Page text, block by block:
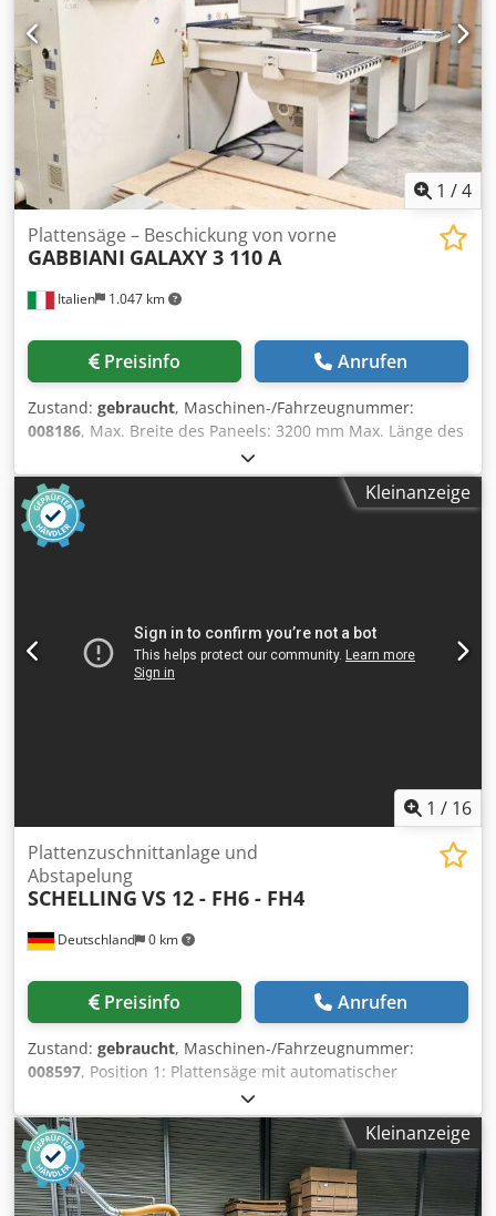
1 /4
Italien 1.047 km
Plattensäge – Beschickung von vorne
GABBIANI GALAXY 3 110 A
Preisinfo Anrufen
Zustand: gebraucht, Maschinen-/Fahrzeugnummer:
008186, Max. Breite des Paneels: 3200 mm Max. Länge des
Paneels: 3200 mm Max. Vorstand Hauptsägeblatt: 110 mm
Dkodpfjxaudzsx Ahpjr Anzahl der Spannzangen: 11
Kleinanzeige
1 / 16
Deutschland 0 km
Plattenzuschnittanlage und
Abstapelung
SCHELLING VS 12 - FH6 - FH4
Preisinfo Anrufen
Zustand: gebraucht, Maschinen-/Fahrzeugnummer:
008597, Position 1: Plattensäge mit automatischer
Beschickung SCHELLING-VS 12 - FH6 - FH4 Position 2:
Plattensäge – Beschickung von vorne SCHELLING-VS 12 -
FH6 - FH4 Position 3: Automatisiertes Lager SCHELLING-VS
12 - FH6 - FH4 Dkodoy Stvpjpfx Ahpor
Kleinanzeige